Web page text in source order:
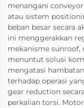
menangani
atau sistem
beban besar secara
ini menggerakkan
mekanisme sunroof,
menuntut solusi
mengatasi
terhadap operasi
gear reduction
perkalian torsi.